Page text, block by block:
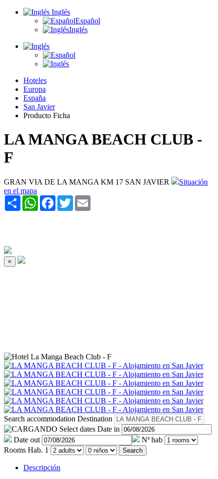
Inglés
Español
Inglés
Hoteles
Europa
España
San Javier
Producto Ficha
LA MANGA BEACH CLUB -
F
GRAN VIA DE LA MANGA KM 17 SAN JAVIER
Situación
en el mapa
Share WhatsAppFacebook
Twitter
×
Search accommodation Destination
Select dates Date in
Date out
Nª hab
Rooms Hab. 1 Search
Descripción